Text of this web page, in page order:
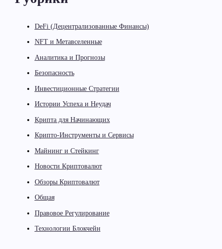
DeFi (Децентрализованные Финансы)
NFT и Метавселенные
Аналитика и Прогнозы
Безопасность
Инвестиционные Стратегии
Истории Успеха и Неудач
Крипта для Начинающих
Крипто-Инструменты и Сервисы
Майнинг и Стейкинг
Новости Криптовалют
Обзоры Криптовалют
Общая
Правовое Регулирование
Технологии Блокчейн